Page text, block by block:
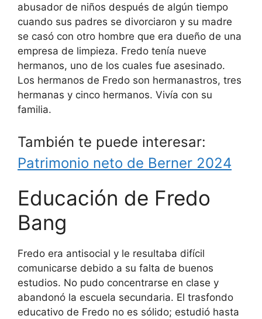
abusador de niños después de algún tiempo
cuando sus padres se divorciaron y su madre
se casó con otro hombre que era dueño de una
empresa de limpieza. Fredo tenía nueve
hermanos, uno de los cuales fue asesinado.
Los hermanos de Fredo son hermanastros, tres
hermanas y cinco hermanos. Vivía con su
familia.
También te puede interesar:
Patrimonio neto de Berner 2024
Educación de Fredo
Bang
Fredo era antisocial y le resultaba difícil
comunicarse debido a su falta de buenos
estudios. No pudo concentrarse en clase y
abandonó la escuela secundaria. El trasfondo
educativo de Fredo no es sólido; estudió hasta